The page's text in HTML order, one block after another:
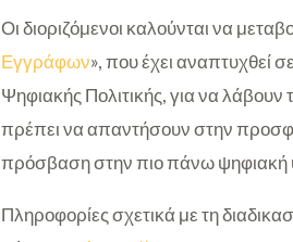
Οι διοριζόμενοι καλούνται να
Εγγράφων», που έχει αναπτυχθεί
Ψηφιακής Πολιτικής, για να
πρέπει να απαντήσουν στην
πρόσβαση στην πιο πάνω ψηφιακή
Πληροφορίες σχετικά με τη